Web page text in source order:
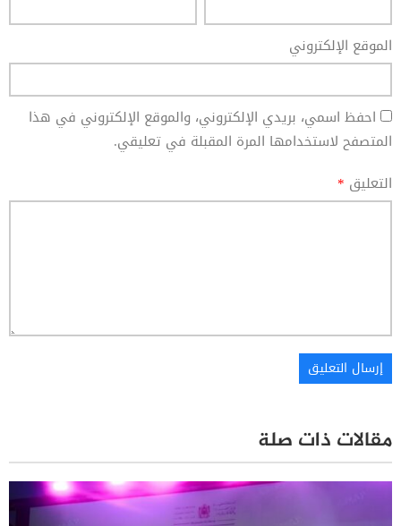
الموقع الإلكتروني
احفظ اسمي، بريدي الإلكتروني، والموقع الإلكتروني في هذا
المتصفح لاستخدامها المرة المقبلة في تعليقي.
التعليق *
مقالات ذات صلة